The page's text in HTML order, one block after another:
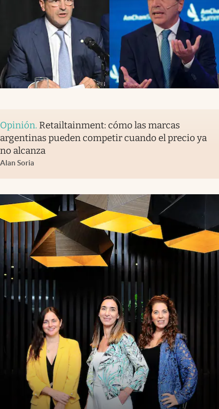
Opinión. Retailtainment: cómo las marcas
argentinas pueden competir cuando el precio ya
no alcanza
Alan Soria